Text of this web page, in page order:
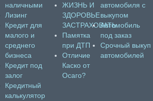
наличными
Лизинг
Кредит для
малого и
среднего
бизнеса
Кредит под
залог
Кредитный
калькулятор
ЖИЗНЬ И
ЗДОРОВЬЕ
ЗАСТРАХОВАТЬ
Памятка
при ДТП
Отличие
Каско от
Осаго?
автомобиля с
выкупом
Автомобиль
под заказ
Срочный выкуп
автомобилей